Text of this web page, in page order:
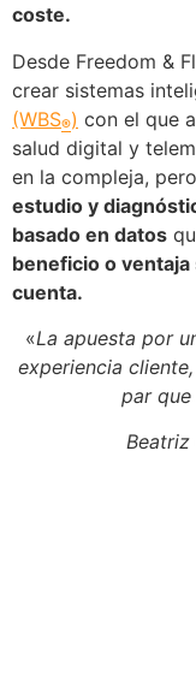
coste.
Desde Freedom &
crear sistemas
(WBS®) con el que
salud digital y
en la compleja,
estudio y
basado en datos
beneficio o
cuenta.
«La apuesta por
experiencia
par
Beatriz